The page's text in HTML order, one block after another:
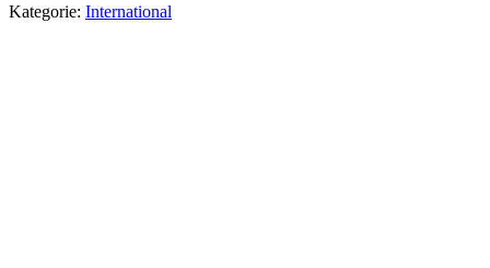
Kategorie: International